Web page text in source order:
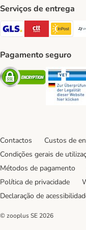
Serviços de entrega
GLS Shipping
Pagamento seguro
Security
Contactos Custos de
Condições gerais de
Métodos de pagamento
Política de privacidade
Declaração de
© zooplus SE 2026